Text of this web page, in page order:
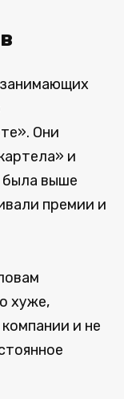
Они
и
была выше
премии и
хуже,
и не